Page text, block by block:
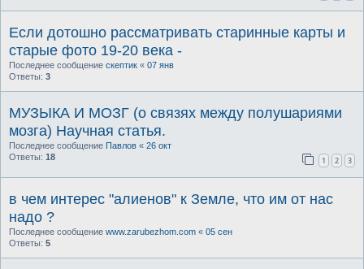
Если дотошно рассматривать старинные карты и
старые фото 19-20 века -
Последнее сообщение скептик « 07 янв
Ответы: 3
МУЗЫКА И МОЗГ (о связях между полушариями
мозга) Научная статья.
Последнее сообщение Павлов « 26 окт
Ответы: 18 1 2 3
в чем интерес "алиенов" к Земле, что им от нас
надо ?
Последнее сообщение www.zarubezhom.com « 05 сен
Ответы: 5